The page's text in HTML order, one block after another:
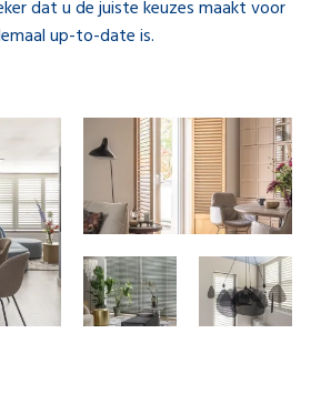
dat u de juiste keuzes maakt voor
up-to-date is.